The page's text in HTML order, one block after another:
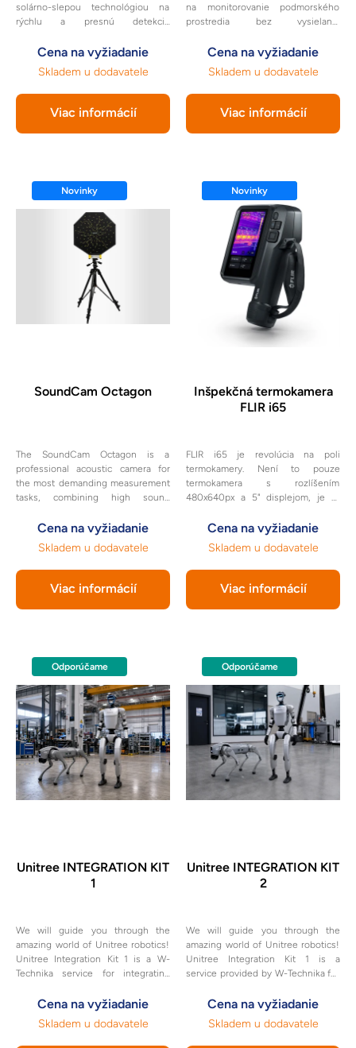
solárno-slepou technológiou na
rýchlu a presnú detekciu
Cena na vyžiadanie
Skladem u dodavatele
Viac informácií
na monitorovanie podmorského
prostredia bez vysielania
Cena na vyžiadanie
Skladem u dodavatele
Viac informácií
Novinky
SoundCam Octagon
The SoundCam Octagon is a
professional acoustic camera for
the most demanding measurement
tasks, combining high sound
acoustic data analysis.
Cena na vyžiadanie
Skladem u dodavatele
Viac informácií
Odporúčame
Novinky
Inšpekčná termokamera
FLIR i65
FLIR i65 je revolúcia na poli
termokamery. Není to pouze
termokamera s rozlíšením
480x640px a 5" displejom, je to
detekciu pomocou vyhodnotenia a
termokamerou máte možnosť
komunikovať prostredníctvom
mobilných dát.
Cena na vyžiadanie
Skladem u dodavatele
Viac informácií
Odporúčame
Unitree INTEGRATION KIT
1
We will guide you through the
amazing world of Unitree robotics!
Unitree Integration Kit 1 is a W-
Technika service for integrating
applications.
Cena na vyžiadanie
Skladem u dodavatele
Odporúčame
Unitree INTEGRATION KIT
2
We will guide you through the
amazing world of Unitree robotics!
Unitree Integration Kit 1 is a
service provided by W-Technika for
customer applications.
Cena na vyžiadanie
Skladem u dodavatele